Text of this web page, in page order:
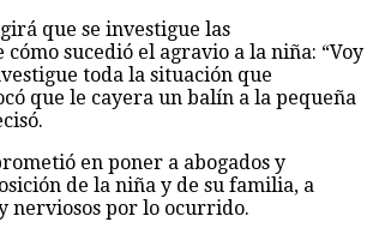
que se investigue las
cómo sucedió el agravio a la niña: “Voy
toda la situación que
que le cayera un balín a la pequeña
en poner a abogados y
de la niña y de su familia, a
nerviosos por lo ocurrido.